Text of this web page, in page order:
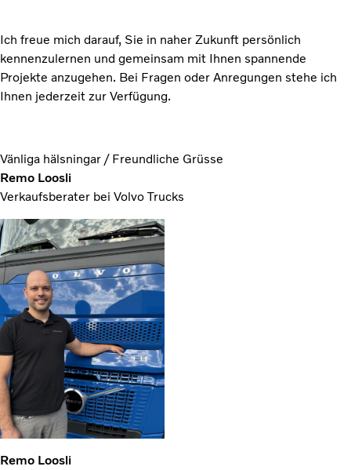
Ich freue mich darauf, Sie in naher Zukunft persönlich
kennenzulernen und gemeinsam mit Ihnen spannende
Projekte anzugehen. Bei Fragen oder Anregungen stehe ich
Ihnen jederzeit zur Verfügung.
Vänliga hälsningar / Freundliche Grüsse
Remo Loosli
Verkaufsberater bei Volvo Trucks
Remo Loosli